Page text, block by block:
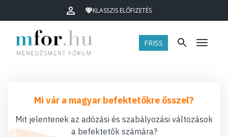
KLASSZIS ELŐFIZETÉS
FRISS Menü
Mi vár a magyar befektetőkre ősszel?
Mit jelentenek az adózási és szabályozási változások
a befektetők számára?